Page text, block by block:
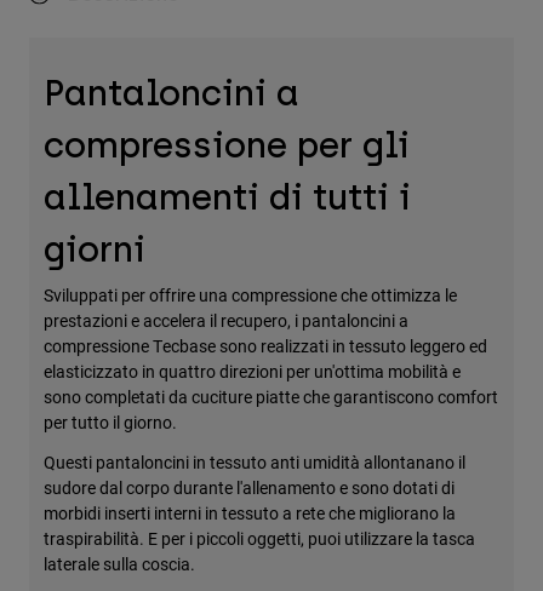
Borse e zaini
Cappelli e Berretti
Vedi tutto
Pantaloncini a
compressione per gli
allenamenti di tutti i
giorni
Sviluppati per offrire una compressione che ottimizza le
prestazioni e accelera il recupero, i pantaloncini a
compressione Tecbase sono realizzati in tessuto leggero ed
elasticizzato in quattro direzioni per un'ottima mobilità e
sono completati da cuciture piatte che garantiscono comfort
per tutto il giorno.
Questi pantaloncini in tessuto anti umidità allontanano il
sudore dal corpo durante l'allenamento e sono dotati di
morbidi inserti interni in tessuto a rete che migliorano la
traspirabilità. E per i piccoli oggetti, puoi utilizzare la tasca
laterale sulla coscia.